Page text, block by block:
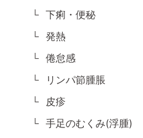
下痢・便秘
発熱
倦怠感
リンパ節腫脹
皮疹
手足のむくみ(浮腫)